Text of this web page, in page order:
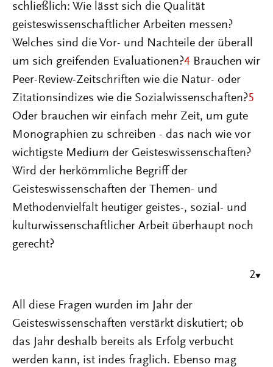
schließlich: Wie lässt sich die Qualität
geisteswissenschaftlicher Arbeiten messen?
Welches sind die Vor- und Nachteile der überall
um sich greifenden Evaluationen?4 Brauchen wir
Peer-Review-Zeitschriften wie die Natur- oder
Zitationsindizes wie die Sozialwissenschaften?5
Oder brauchen wir einfach mehr Zeit, um gute
Monographien zu schreiben - das nach wie vor
wichtigste Medium der Geisteswissenschaften?
Wird der herkömmliche Begriff der
Geisteswissenschaften der Themen- und
Methodenvielfalt heutiger geistes-, sozial- und
kulturwissenschaftlicher Arbeit überhaupt noch
gerecht?
2
All diese Fragen wurden im Jahr der
Geisteswissenschaften verstärkt diskutiert; ob
das Jahr deshalb bereits als Erfolg verbucht
werden kann, ist indes fraglich. Ebenso mag